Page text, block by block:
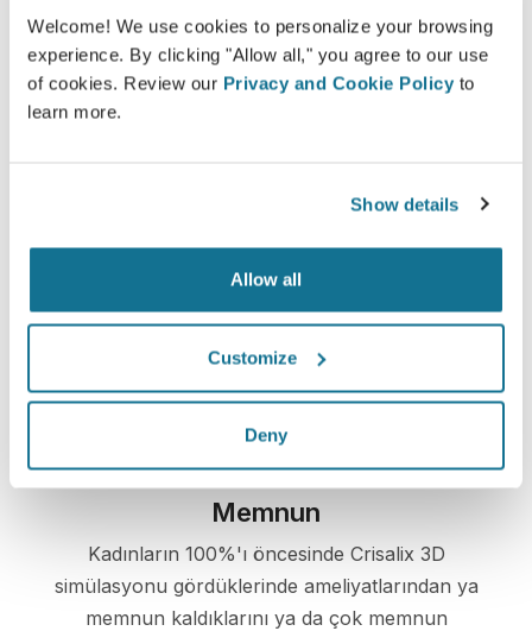
Welcome! We use cookies to personalize your browsing
experience. By clicking "Allow all," you agree to our use
of cookies. Review our Privacy and Cookie Policy to
learn more.
Show details
Allow all
Customize
Deny
Bilgili
Crisalix, kendi vücutlarının 3D simülasyonuna
dayalı olarak seçilen işlemlerin olası sonuçları
Kendine güvenen
Karar verme sürecine dahil olmak hastaların
doğru seçimi yapmasına yardımcı olur.
Memnun
Kadınların 100%'ı öncesinde Crisalix 3D
simülasyonu gördüklerinde ameliyatlarından ya
memnun kaldıklarını ya da çok memnun